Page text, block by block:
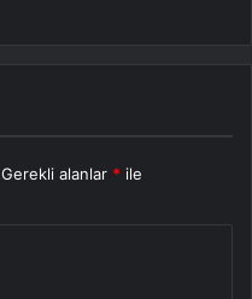
Gerekli alanlar * ile